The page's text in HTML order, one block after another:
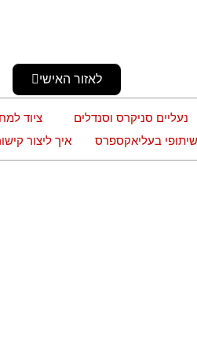
לאזור האישי
נעליים סניקרס וסנדלים ציוד
שיתופי בעליאקספרס איך ליצור